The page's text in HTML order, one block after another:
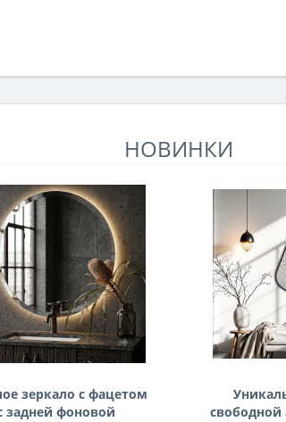
НОВИНКИ
зеркало с фацетом
задней фоновой